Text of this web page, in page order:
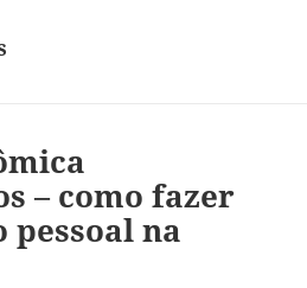
– como fazer
na